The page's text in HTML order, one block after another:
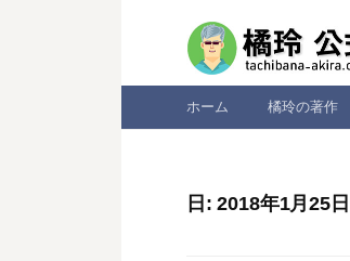
ツ
ホーム 橘玲の著作
日:2018年1月25日